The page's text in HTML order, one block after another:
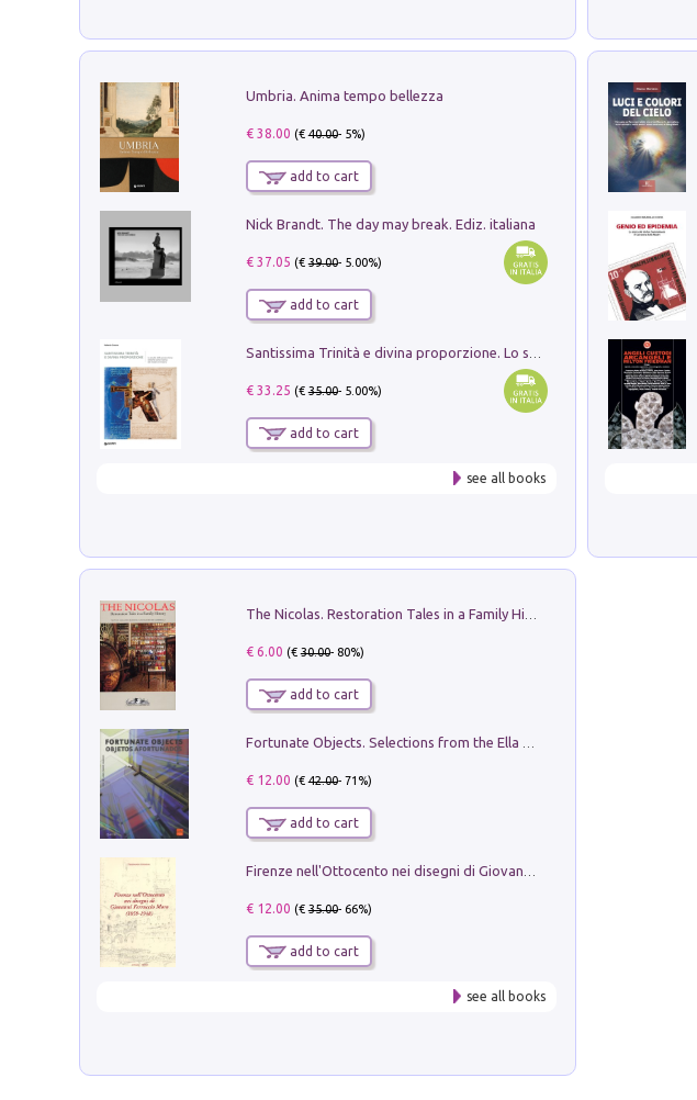
Umbria. Anima tempo bellezza
€ 38.00 (€40.00- 5%)
add to cart
Nick Brandt. The day may break. Ediz. italiana
€ 37.05 (€39.00- 5.00%)
add to cart
€ 33.25 (€35.00- 5.00%)
add to cart
see all books
€ 6.00 (€30.00- 80%)
add to cart
€ 12.00 (€42.00- 71%)
add to cart
€ 12.00 (€35.00- 66%)
add to cart
see all books